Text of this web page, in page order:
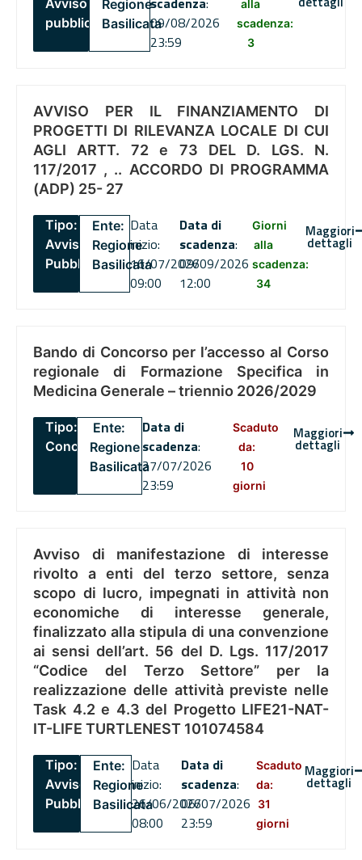
Avviso
pubblico
Regione
Basilicata09/08/2026
23:59
alla
scadenza:
3
AVVISO PER IL FINANZIAMENTO DI
PROGETTI DI RILEVANZA LOCALE DI CUI
AGLI ARTT. 72 e 73 DEL D. LGS. N.
117/2017 , .. ACCORDO DI PROGRAMMA
(ADP) 25- 27
Tipo:
Avviso
Pubblico
Ente:
Regione
Basilicata
Data
inizio:
16/07/2026
09:00
Data di
scadenza:
09/09/2026
12:00
Giorni
alla
scadenza:
34
Maggiori
dettagli
Bando di Concorso per l’accesso al Corso
regionale di Formazione Specifica in
Medicina Generale – triennio 2026/2029
Tipo:
Concorsi
Ente:
Regione
Basilicata
Data di
scadenza:
27/07/2026
23:59
Scaduto
da:
10
giorni
Maggiori
dettagli
Avviso di manifestazione di interesse
rivolto a enti del terzo settore, senza
scopo di lucro, impegnati in attività non
economiche di interesse generale,
finalizzato alla stipula di una convenzione
ai sensi dell’art. 56 del D. Lgs. 117/2017
“Codice del Terzo Settore” per la
realizzazione delle attività previste nelle
Task 4.2 e 4.3 del Progetto LIFE21-NAT-
IT-LIFE TURTLENEST 101074584
Tipo:
Avviso
Pubblico
Ente:
Regione
Basilicata
Data
inizio:
26/06/2026
08:00
Data di
scadenza:
06/07/2026
23:59
Scaduto
da:
31
giorni
Maggiori
dettagli